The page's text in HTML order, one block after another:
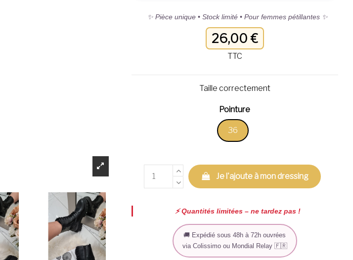
✨ Pièce unique • Stock limité • Pour femmes pétillantes ✨
26,00 €
TTC
Taille correctement
Pointure
36
Je l'ajoute à mon dressing
⚡️ Quantités limitées – ne tardez pas !
🚚 Expédié sous 48h à 72h ouvrées
via Colissimo ou Mondial Relay 🇫🇷